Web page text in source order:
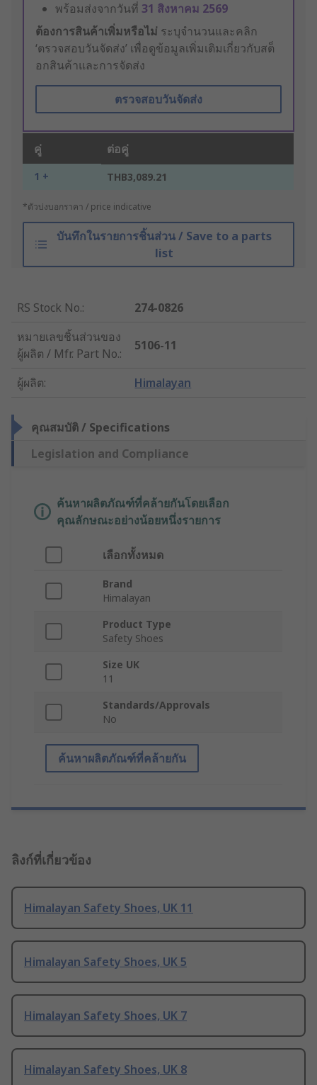
พร้อมส่งจากวันที่ 31 สิงหาคม 2569
ต้องการสินค้าเพิ่มหรือไม่ ระบุจำนวนและคลิก
‘ตรวจสอบวันจัดส่ง’ เพื่อดูข้อมูลเพิ่มเติมเกี่ยวกับสต็
อกสินค้าและการจัดส่ง
ตรวจสอบวันจัดส่ง
คู่ ต่อคู่
1 + THB3,089.21
*ตัวบ่งบอกราคา / price indicative
บันทึกในรายการชิ้นส่วน / Save to a parts
list
RS Stock No.:
274-0826
หมายเลขชิ้นส่วนของ
ผู้ผลิต / Mfr. Part No.:
5106-11
ผู้ผลิต: Himalayan
คุณสมบัติ / Specifications
Legislation and Compliance
ค้นหาผลิตภัณฑ์ที่คล้ายกันโดยเลือก
คุณลักษณะอย่างน้อยหนึ่งรายการ
เลือกทั้งหมด
Brand
Himalayan
Product Type
Safety Shoes
Size UK
11
Standards/Approvals
No
ค้นหาผลิตภัณฑ์ที่คล้ายกัน
ลิงก์ที่เกี่ยวข้อง
Himalayan Safety Shoes, UK 11
Himalayan Safety Shoes, UK 5
Himalayan Safety Shoes, UK 7
Himalayan Safety Shoes, UK 8